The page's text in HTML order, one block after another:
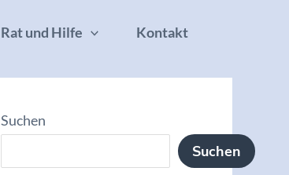
Rat und Hilfe Kontakt
Suchen
Suchen